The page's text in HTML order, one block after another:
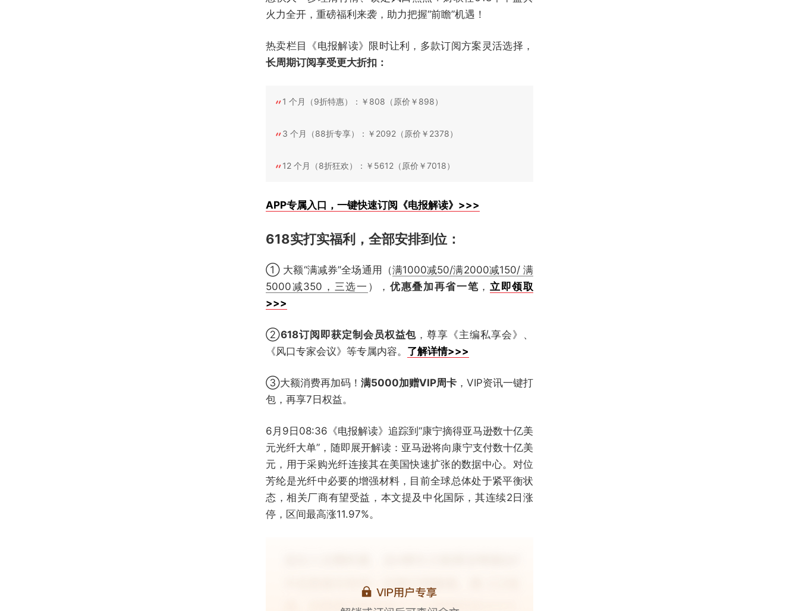
火力全开，重磅福利来袭，助力把握“前瞻”机遇！
热卖栏目《电报解读》限时让利，多款订阅方案灵活选择，
长周期订阅享受更大折扣：
1 个月（9折特惠）：￥808（原价￥898）
3 个月（88折专享）：￥2092（原价￥2378）
12 个月（8折狂欢）：￥5612（原价￥7018）
APP专属入口，一键快速订阅《电报解读》>>>
618实打实福利，全部安排到位 ：
① 大额“满减券”全场通用（满1000减50/满2000减150/ 满
5000减350，三选一 ），优惠叠加再省一笔 ，立即领取
>>>
②618订阅即获定制会员权益包 ，尊享《主编私享会》、
《风口专家会议》等专属内容。 了解详情>>>
③大额消费再加码！ 满5000加赠VIP周卡 ，VIP资讯一键打
包，再享7日权益。
6月9日08:36《电报解读》追踪到“康宁摘得亚马逊数十亿美
元光纤大单”，随即展开解读：亚马逊将向康宁支付数十亿美
元，用于采购光纤连接其在美国快速扩张的数据中心。对位
芳纶是光纤中必要的增强材料，目前全球总体处于紧平衡状
态，相关厂商有望受益，本文提及中化国际，其连续2日涨
停，区间最高涨11.97%。